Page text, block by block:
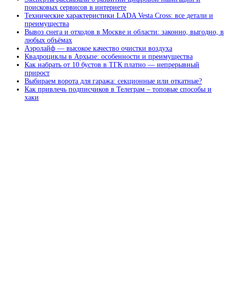
поисковых сервисов в интернете
Технические характеристики LADA Vesta Cross: все детали и
преимущества
Вывоз снега и отходов в Москве и области: законно, выгодно, в
любых объёмах
Аэролайф — высокое качество очистки воздуха
Квадроциклы в Архызе: особенности и преимущества
Как набрать от 10 бустов в ТГК платно — непрерывный
прирост
Выбираем ворота для гаража: секционные или откатные?
Как привлечь подписчиков в Телеграм – топовые способы и
хаки